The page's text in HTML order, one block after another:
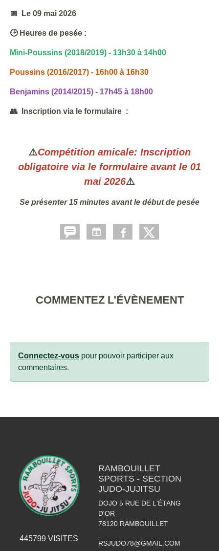
📅 Le 09 mai 2026
🕒 Heures de pesée :
Mini-Poussins (2018/2019) - 13h30 à 14h00
Poussins (2016/2017) - 16h00 à 16h30
Benjamins (2014/2015) - 17h45 à 18h00
👥 Inscription via le formulaire :
⚠️Compétition amicale: Inscription
obligatoire via le formulaire avant le 01
mai 2026⚠️
Se présenter 15 minutes avant le début de pesée
COMMENTEZ L’ÉVÈNEMENT
Connectez-vous pour pouvoir participer aux
commentaires.
445799 VISITES
RAMBOUILLET
SPORTS - SECTION
JUDO-JUJITSU
DOJO 5 RUE DE L'ÉTANG
D'OR
78120 RAMBOUILLET
RSJUDO78@GMAIL.COM